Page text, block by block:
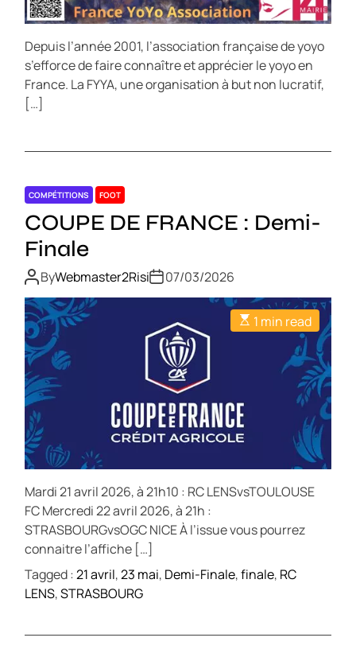
Depuis l’année 2001, l’association française de yoyo
s’efforce de faire connaître et apprécier le yoyo en
France. La FYYA, une organisation à but non lucratif,
[…]
COMPÉTITIONS FOOT
COUPE DE FRANCE : Demi-
Finale
ByWebmaster2Risi 07/03/2026
1 min read
Mardi 21 avril 2026, à 21h10 : RC LENSvsTOULOUSE
FC Mercredi 22 avril 2026, à 21h :
STRASBOURGvsOGC NICE À l’issue vous pourrez
connaitre l’affiche […]
Tagged :21 avril,23 mai, Demi-Finale,finale, RC
LENS,STRASBOURG